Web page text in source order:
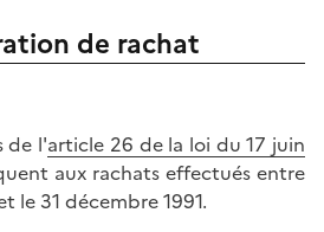
de rachat
de l'article 26 de la loi du 17 juin
aux rachats effectués entre
le 31 décembre 1991.